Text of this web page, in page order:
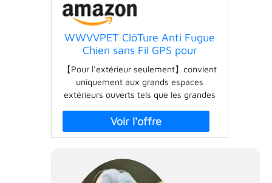
WWVVPET ClôTure Anti Fugue
Chien sans Fil GPS pour
Extérieur, Collier Anti Fugue
Chien sans Fil pour Chien IPX7
Étanche, 1000m Système De
Cloture éLectrique pour Chien
De La Nouvelle Puce
【Pour l'extérieur seulement】convient
uniquement aux grands espaces
extérieurs ouverts tels que les grandes
les terrains de camping, les fermes, les
parcs et autres grands espaces
de construction ou aux espaces
intérieurs. Le signal GPS peut couvrir